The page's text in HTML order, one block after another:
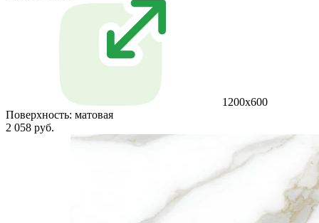
1200х600
Поверхность: матовая
2 058 руб.